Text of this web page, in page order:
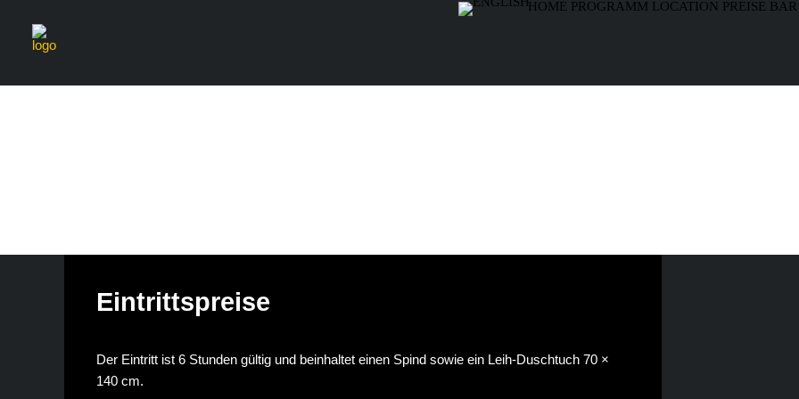
HOME PROGRAMM LOCATION PREISE BAR
Eintrittspreise
Der Eintritt ist 6 Stunden gültig und beinhaltet einen Spind sowie ein Leih-Duschtuch 70 ×
140 cm.